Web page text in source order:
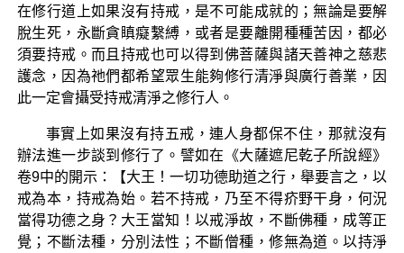
在修行道上如果沒有持戒，是不可能成就的；無論是要解
脫生死，永斷貪瞋癡繫縛，或者是要離開種種苦因，都必
須要持戒。而且持戒也可以得到佛菩薩與諸天善神之慈悲
護念，因為祂們都希望眾生能夠修行清淨與廣行善業，因
此一定會攝受持戒清淨之修行人。
事實上如果沒有持五戒，連人身都保不住，那就沒有
辦法進一步談到修行了。譬如在《大薩遮尼乾子所說經》
卷9中的開示：【大王！一切功德助道之行，舉要言之，以
戒為本，持戒為始。若不持戒，乃至不得疥野干身，何況
當得功德之身？大王當知！以戒淨故，不斷佛種，成等正
覺；不斷法種，分別法性；不斷僧種，修無為道。以持淨